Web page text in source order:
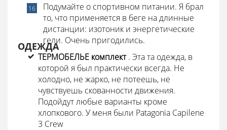
Подумайте о спортивном питании. Я брал
то, что применяется в беге на длинные
дистанции: изотоник и энергетические
гели. Очень пригодились.
ОДЕЖДА
ТЕРМОБЕЛЬЕ комплект. Эта та одежда, в
которой я был практически всегда. Не
холодно, не жарко, не потеешь, не
чувствуешь скованности движения.
Подойдут любые варианты кроме
хлопкового. У меня были Patagonia Capilene
3 Crew